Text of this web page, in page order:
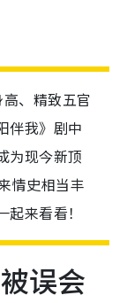
、精致五官
伴我》剧中
为现今新顶
情史相当丰
来看看！
误会